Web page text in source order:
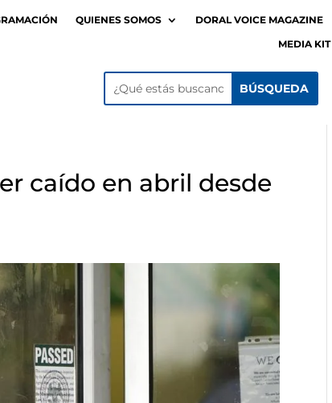
QUIENES SOMOS DORAL VOICE MAGAZINE
MEDIA KIT
caído en abril desde